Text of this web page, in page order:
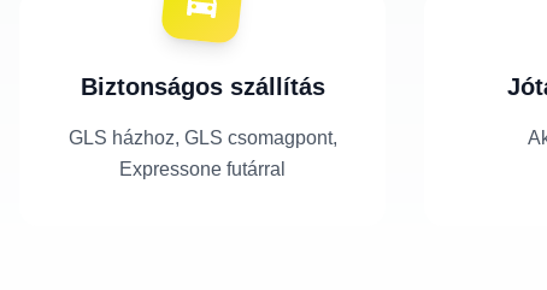
Biztonságos szállítás
GLS házhoz, GLS csomagpont,
Expressone futárral